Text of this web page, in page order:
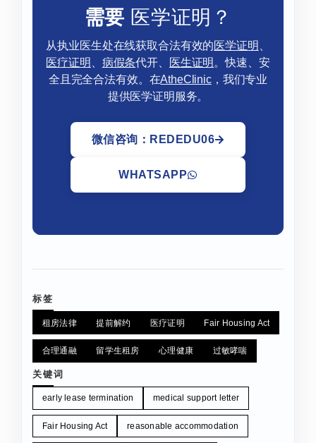
需要 医学证明？
从执业医生处在线获取合法有效的医学证明
医疗证明
病假条代开、 医生证明 。快速、安
全且完全合法有效。在AtheClinic，我们专业
提供医学证明服务。
微信咨询：REDEDU06
WHATSAPP
标签
租房法律 提前解约 医疗证明 Fair Housing Act
合理通融 留学生租房 心理健康 过敏哮喘
关键词
early lease termination medical support letter
Fair Housing Act reasonable accommodation